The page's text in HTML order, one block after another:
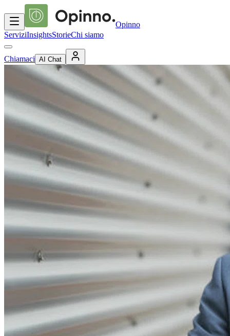
Opinno
ServiziInsightsStorieChi siamo
Chiamaci AI Chat